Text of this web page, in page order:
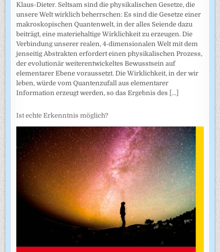
Klaus-Dieter. Seltsam sind die physikalischen Gesetze, die
unsere Welt wirklich beherrschen: Es sind die Gesetze einer
makroskopischen Quantenwelt, in der alles Seiende dazu
beiträgt, eine materiehaltige Wirklichkeit zu erzeugen. Die
Verbindung unserer realen, 4-dimensionalen Welt mit dem
jenseitig Abstrakten erfordert einen physikalischen Prozess,
der evolutionär weiterentwickeltes Bewusstsein auf
elementarer Ebene voraussetzt. Die Wirklichkeit, in der wir
leben, würde vom Quantenzufall aus elementarer
Information erzeugt werden, so das Ergebnis des [...]
Ist echte Erkenntnis möglich?